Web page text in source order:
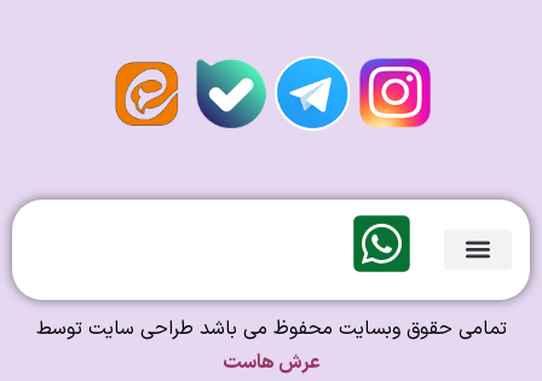
حقوق وبسایت محفوظ می باشد طراحی سایت توسط
عرش هاست